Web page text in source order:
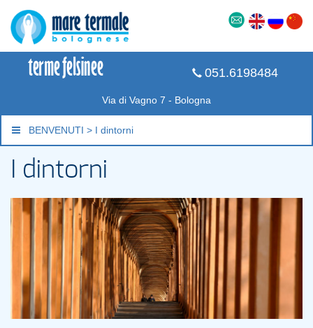
051.6198484
Via di Vagno 7 - Bologna
BENVENUTI > I dintorni
I dintorni